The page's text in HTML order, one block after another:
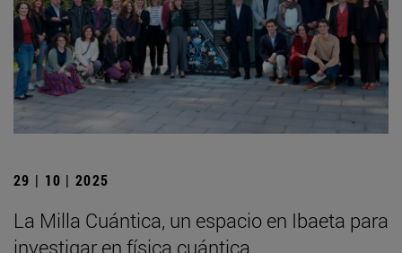
29 | 10 | 2025
La Milla Cuántica, un espacio en Ibaeta para
investigar en física cuántica